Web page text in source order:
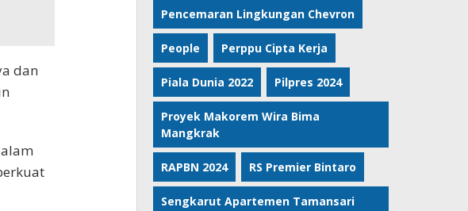
dan
Pencemaran Lingkungan Chevron
People Perppu Cipta Kerja
Piala Dunia 2022 Pilpres 2024
Proyek Makorem Wira Bima
Mangkrak
RAPBN 2024 RS Premier Bintaro
Sengkarut Apartemen Tamansari